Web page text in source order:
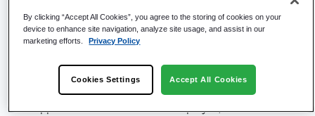
physique et financier », Petra Rosvall, directrice des
ressources humaines chez M-Files, a été interviewée sur
son rôle au sein de cette entreprise leader mondial afin
d’évoquer les stratégies et les mesures que les
employeurs et les employés peuvent mettre en œuvre
ensemble pour bien vivre et bien travailler. Petra partage
son approche du bien-être des employés, la corrélation
By clicking “Accept All Cookies”, you agree to the storing of cookies on your
device to enhance site navigation, analyze site usage, and assist in our
marketing efforts.
Privacy Policy
Cookies Settings Accept All Cookies